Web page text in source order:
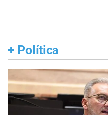
+ Política